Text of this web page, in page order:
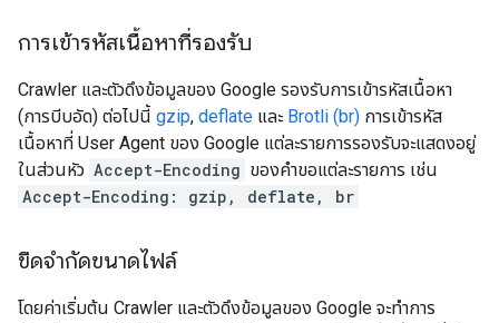
การเข้ารหัสเนื้อหาที่รองรับ
Crawler และตัวดึงข้อมูลของ Google รองรับการเข้ารหัสเนื้อหา
(การบีบอัด) ต่อไปนี้ gzip, deflate และ Brotli (br) การเข้ารหัส
เนื้อหาที่ User Agent ของ Google แต่ละรายการรองรับจะแสดงอยู่
ในส่วนหัว Accept-Encoding ของคำขอแต่ละรายการ เช่น
Accept-Encoding: gzip, deflate, br
ขีดจำกัดขนาดไฟล์
โดยค่าเริ่มต้น Crawler และตัวดึงข้อมูลของ Google จะทำการ